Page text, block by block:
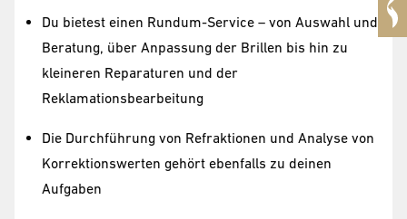
Du bietest einen Rundum-Service – von Auswahl und
Beratung, über Anpassung der Brillen bis hin zu
kleineren Reparaturen und der
Reklamationsbearbeitung
Die Durchführung von Refraktionen und Analyse von
Korrektionswerten gehört ebenfalls zu deinen
Aufgaben